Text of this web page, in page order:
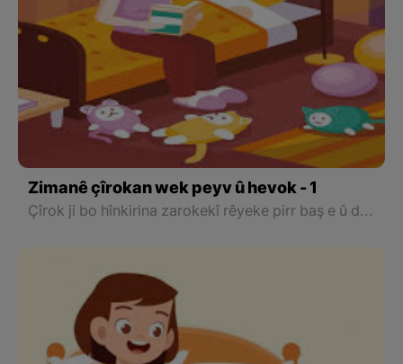
Zimanê çîrokan wek peyv û hevok - 1
Çîrok ji bo hînkirina zarokekî rêyeke pirr baş e û dê gelek peyv û termên nû û her wiha ramanên cihêreng fêrî wî bike.